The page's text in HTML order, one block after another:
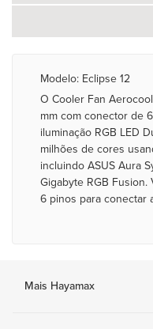
Modelo: Eclipse 12
O Cooler Fan
mm com conector de
iluminação RGB LED
milhões de cores
incluindo ASUS Aura
Gigabyte RGB
6 pinos para conectar
Mais Hayamax